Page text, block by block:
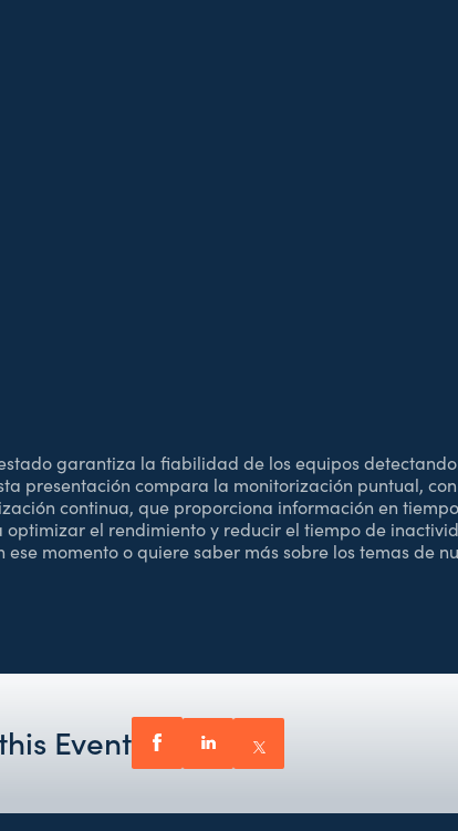
garantiza la fiabilidad de los equipos
presentación compara la monitorización puntual,
continua, que proporciona información en
optimizar el rendimiento y reducir el tiempo de
ese momento o quiere saber más sobre los temas de
Event